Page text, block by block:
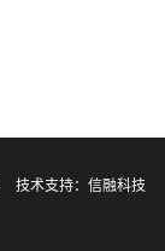
技术支持：信融科技